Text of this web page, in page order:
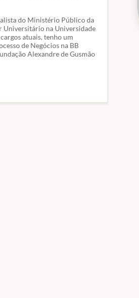
do Ministério Público da
Universitário na Universidade
atuais, tenho um
de Negócios na BB
Alexandre de Gusmão